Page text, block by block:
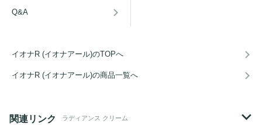
Q&A
イオナR (イオナアール)のTOPへ
イオナR (イオナアール)の商品一覧へ
関連リンク ラディアンス クリーム